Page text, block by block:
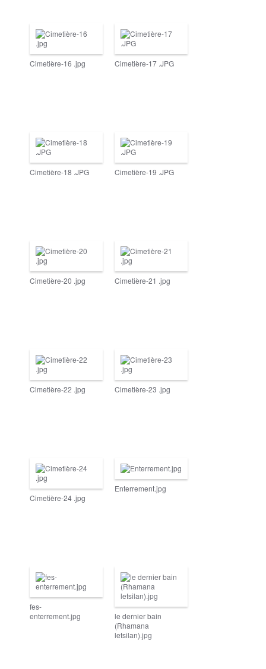
Cimetière-16 .jpg Cimetière-17 .JPG
Cimetière-18 .JPG Cimetière-19 .JPG
Cimetière-20 .jpg Cimetière-21 .jpg
Cimetière-22 .jpg Cimetière-23 .jpg
Cimetière-24 .jpg
Enterrement.jpg
fes-
enterrement.jpg
le dernier bain
(Rhamana
letsilan).jpg